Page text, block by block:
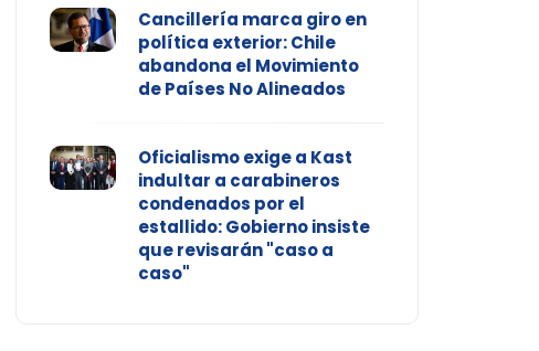
Cancillería marca giro en
política exterior: Chile
abandona el Movimiento
de Países No Alineados
Oficialismo exige a Kast
indultar a carabineros
condenados por el
estallido: Gobierno insiste
que revisarán "caso a
caso"